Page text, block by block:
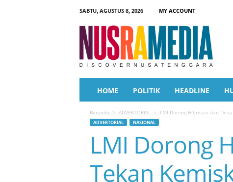
SABTU, AGUSTUS 8, 2026
MY ACCOUNT
a
HOME POLITIK HEADLINE
Beranda ADVERTORIAL LMI Dorong Hilirisasi dan
ADVERTORIAL NASIONAL
LMI Dorong
Tekan